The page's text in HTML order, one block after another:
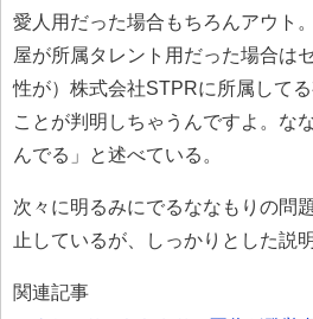
愛人用だった場合もちろんアウト
屋が所属タレント用だった場合は
性が）株式会社STPRに所属して
ことが判明しちゃうんですよ。な
んでる」と述べている。
次々に明るみにでるななもりの問
止しているが、しっかりとした説
関連記事